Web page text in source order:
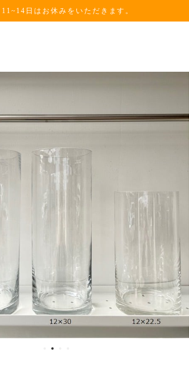
11~14日はお休みをいただきます。